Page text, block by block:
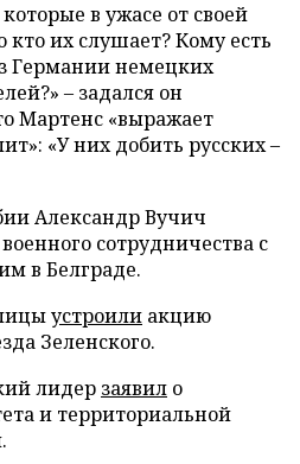
в ужасе от своей
их слушает? Кому есть
Германии немецких
– задался он
Мартенс «выражает
«У них добить русских –
Александр Вучич
сотрудничества с
в Белграде.
устроили акцию
Зеленского.
лидер заявил о
и территориальной